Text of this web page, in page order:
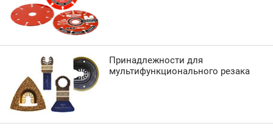
Принадлежности для
мультифункционального резака